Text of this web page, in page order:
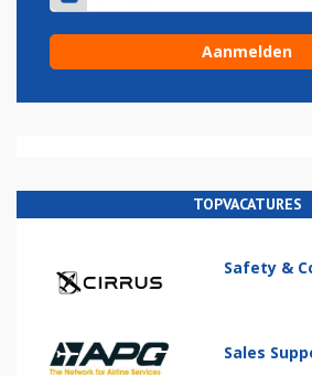
TOPVACATURES
Safety &
Sales